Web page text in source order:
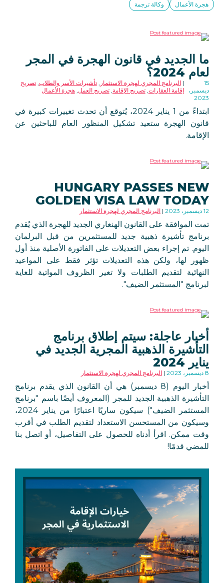
هجرة الأعمال وكالة ترجمة
ما الجديد في قانون الهجرة في المجر
لعام 2024؟
15
ديسمبر،
2023
البرنامج المجري لهجرة الاستثمار ,تأشيرات الأسر والطلاب,تصريح
إقامة العقارات,تصريح الإقامة,تصريح العمل,هجرة الأعمال
ابتداءً من 1 يناير 2024، يُتوقع أن تحدث تغييرات كبيرة في
قانون الهجرة ستعيد تشكيل المنظور العام للباحثين عن
الإقامة.
HUNGARY PASSES NEW
GOLDEN VISA LAW TODAY
12 ديسمبر، 2023 البرنامج المجري لهجرة الاستثمار
تمت الموافقة على القانون الهنغاري الجديد للهجرة الذي يُقدم
برنامج تأشيرة ذهبية جديد للمستثمرين من قبل البرلمان
اليوم. تم إجراء بعض التعديلات على الفاتورة الأصلية منذ أول
ظهور لها، ولكن هذه التعديلات تؤثر فقط على المواعيد
النهائية لتقديم الطلبات ولا تغير الظروف المواتية للغاية
لبرنامج "المستثمر الضيف".
أخبار عاجلة: سيتم إطلاق برنامج
التأشيرة الذهبية المجرية الجديد في
يناير 2024
8 ديسمبر، 2023 البرنامج المجري لهجرة الاستثمار
أخبار اليوم (8 ديسمبر) هي أن القانون الذي يقدم برنامج
التأشيرة الذهبية الجديد للمجر (المعروف أيضًا باسم "برنامج
المستثمر الضيف") سيكون ساريًا اعتبارًا من يناير 2024،
وسيكون من المستحسن الاستعداد لتقديم الطلب في أقرب
وقت ممكن. اقرأ أدناه للحصول على التفاصيل، أو اتصل بنا
للمضي قدمًا!